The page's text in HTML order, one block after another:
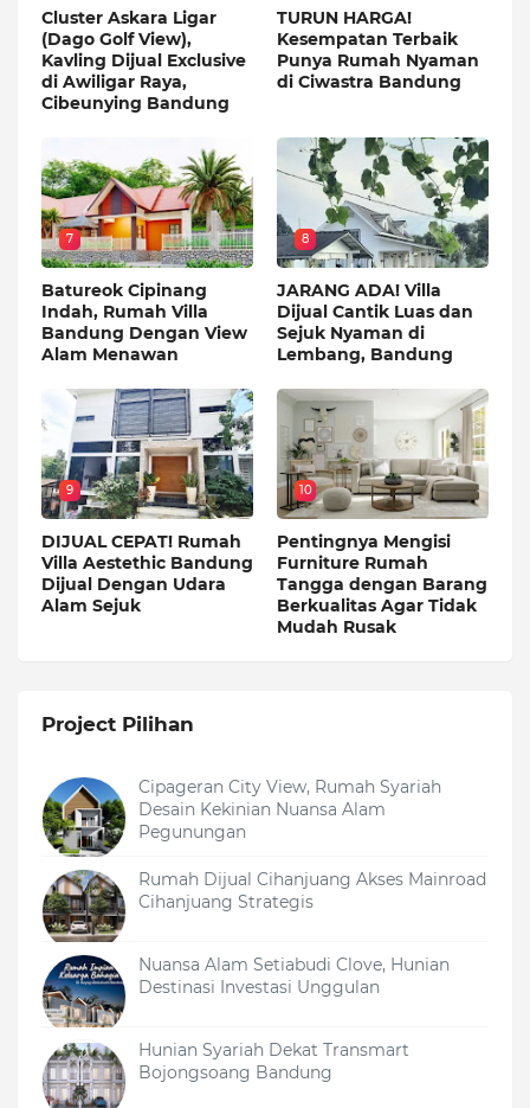
Cluster Askara Ligar
(Dago Golf View),
Kavling Dijual Exclusive
di Awiligar Raya,
Cibeunying Bandung
TURUN HARGA!
Kesempatan Terbaik
Punya Rumah Nyaman
di Ciwastra Bandung
7
Batureok Cipinang
Indah, Rumah Villa
Bandung Dengan View
Alam Menawan
8
JARANG ADA! Villa
Dijual Cantik Luas dan
Sejuk Nyaman di
Lembang, Bandung
9
DIJUAL CEPAT! Rumah
Villa Aestethic Bandung
Dijual Dengan Udara
Alam Sejuk
10
Pentingnya Mengisi
Furniture Rumah
Tangga dengan Barang
Berkualitas Agar Tidak
Mudah Rusak
Project Pilihan
Cipageran City View, Rumah Syariah
Desain Kekinian Nuansa Alam
Pegunungan
Rumah Dijual Cihanjuang Akses Mainroad
Cihanjuang Strategis
Nuansa Alam Setiabudi Clove, Hunian
Destinasi Investasi Unggulan
Hunian Syariah Dekat Transmart
Bojongsoang Bandung